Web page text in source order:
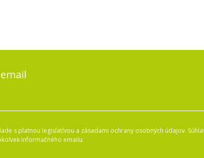
s platnou legislatívou a zásadami ochrany osobných údajov.
informačného emailu.